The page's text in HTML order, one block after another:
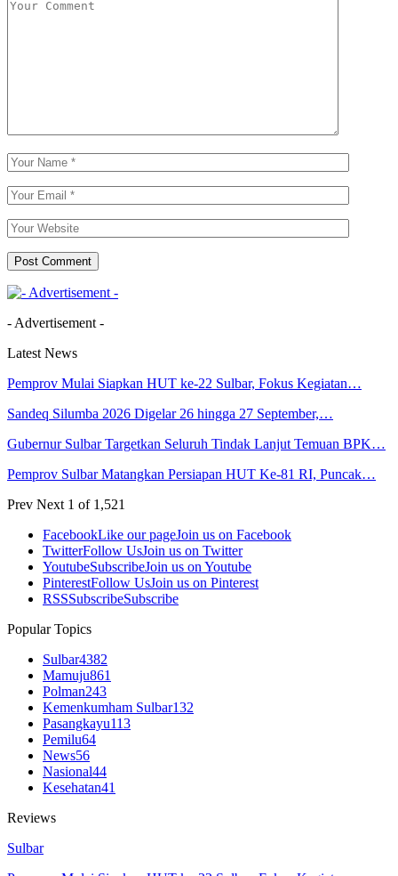
- Advertisement -
Latest News
Pemprov Mulai Siapkan HUT ke-22 Sulbar, Fokus Kegiatan…
Sandeq Silumba 2026 Digelar 26 hingga 27 September,…
Gubernur Sulbar Targetkan Seluruh Tindak Lanjut Temuan BPK…
Pemprov Sulbar Matangkan Persiapan HUT Ke-81 RI, Puncak…
Prev Next 1 of 1,521
FacebookLike our pageJoin us on Facebook
TwitterFollow UsJoin us on Twitter
YoutubeSubscribeJoin us on Youtube
PinterestFollow UsJoin us on Pinterest
RSSSubscribeSubscribe
Popular Topics
Sulbar4382
Mamuju861
Polman243
Kemenkumham Sulbar132
Pasangkayu113
Pemilu64
News56
Nasional44
Kesehatan41
Reviews
Sulbar